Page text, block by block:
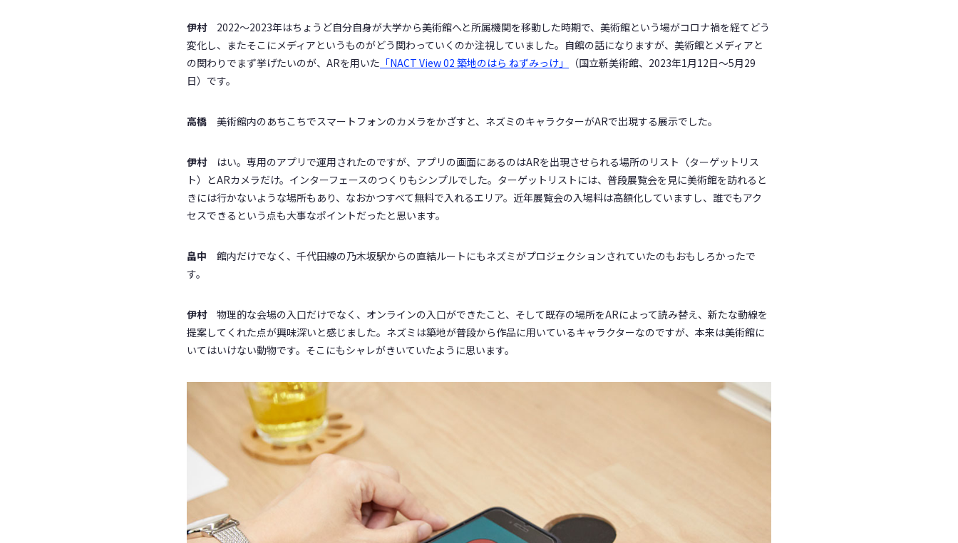
伊村2022〜2023年はちょうど自分自身が大学から美術館へと所属機関を移動した時期で、美術館という場がコロナ禍を経てどう
変化し、またそこにメディアというものがどう関わっていくのか注視していました。自館の話になりますが、美術館とメディアと
の関わりでまず挙げたいのが、ARを用いた 「NACT View 02 築地のはら ねずみっけ」
（国立新美術館、2023年1月12日～5月29
日）です。
高橋 美術館内のあちこちでスマートフォンのカメラをかざすと、ネズミのキャラクターがARで出現する展示でした。
伊村はい。専用のアプリで運用されたのですが、アプリの画面にあるのはARを出現させられる場所のリスト（ターゲットリス
ト）とARカメラだけ。インターフェースのつくりもシンプルでした。ターゲットリストには、普段展覧会を見に美術館を訪れると
きには行かないような場所もあり、なおかつすべて無料で入れるエリア。近年展覧会の入場料は高額化していますし、誰でもアク
セスできるという点も大事なポイントだったと思います。
畠中 館内だけでなく、千代田線の乃木坂駅からの直結ルートにもネズミがプロジェクションされていたのもおもしろかったで
す。
伊村物理的な会場の入口だけでなく、オンラインの入口ができたこと、そして既存の場所をARによって読み替え、新たな動線を
提案してくれた点が興味深いと感じました。ネズミは築地が普段から作品に用いているキャラクターなのですが、本来は美術館に
いてはいけない動物です。そこにもシャレがきいていたように思います。